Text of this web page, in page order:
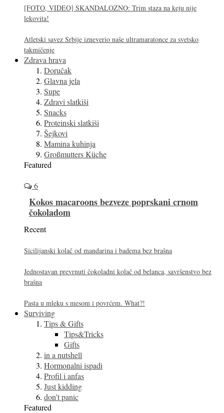
[FOTO, VIDEO] SKANDALOZNO: Trim staza na keju nije
lekovita!
Atletski savez Srbije izneverio naše ultramaratonce za svetsko
takmičenje
Zdrava hrava
Doručak
Glavna jela
Supe
Zdravi slatkiši
Snacks
Proteinski slatkiši
Šejkovi
Mamina kuhinja
Großmutters Küche
Featured
6
Kokos macaroons bezveze poprskani crnom
čokoladom
Recent
Sicilijanski kolač od mandarina i badema bez brašna
Jednostavan prevrnuti čokoladni kolač od belanca, savršenstvo bez
brašna
Pasta u mleku s mesom i povrćem. What?!
Surviving
Tips & Gifts
Tips&Tricks
Gifts
in a nutshell
Hormonalni ispadi
Profil i anfas
Just kidding
don’t panic
Featured